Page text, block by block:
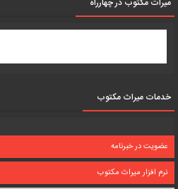
خدمات میراث مکتوب
عضویت در خبرنامه
نرم افزار میراث مکتوب